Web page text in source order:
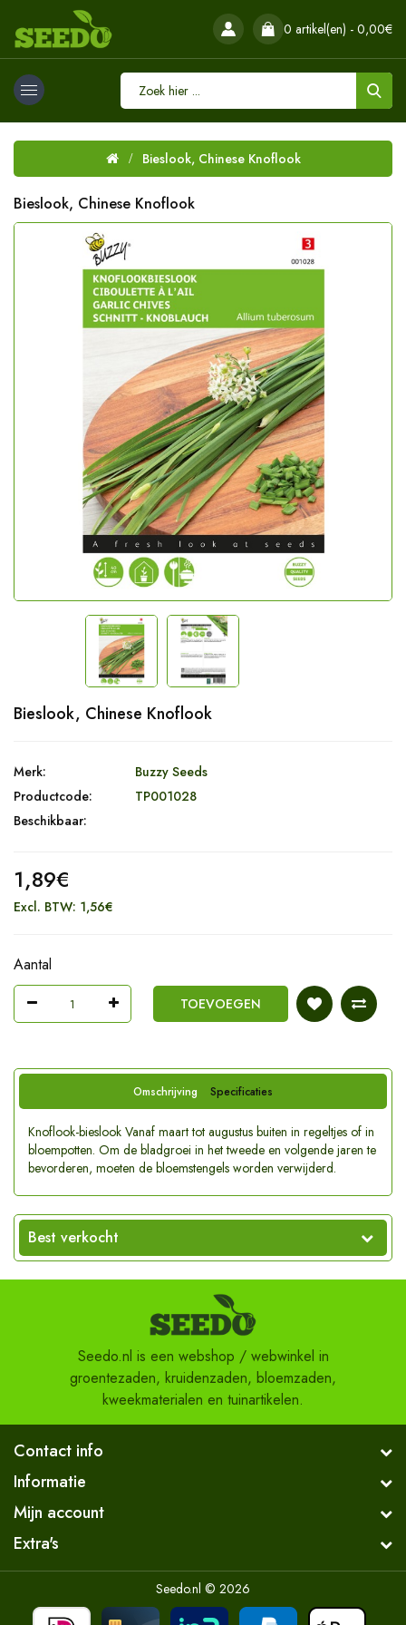
0 artikel(en) - 0,00€
Bieslook, Chinese Knoflook
Bieslook, Chinese Knoflook
Bieslook, Chinese Knoflook
Merk:
Buzzy Seeds
Productcode:
TP001028
Beschikbaar:
1,89€
Excl. BTW: 1,56€
Aantal
TOEVOEGEN
Omschrijving Specificaties
Knoflook-bieslook Vanaf maart tot augustus buiten in regeltjes of in
bloempotten. Om de bladgroei in het tweede en volgende jaren te
bevorderen, moeten de bloemstengels worden verwijderd.
Best verkocht
Seedo.nl is een webshop / webwinkel in
groentezaden, kruidenzaden, bloemzaden,
kweekmaterialen en tuinartikelen.
Contact info
Informatie
Mijn account
Extra's
Seedo.nl © 2026